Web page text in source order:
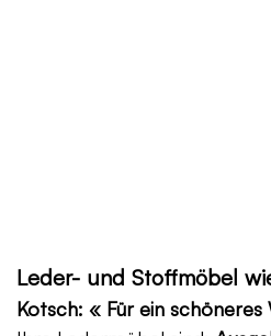
Leder- und Stoffmöbel
Kotsch: « Für ein schöneres